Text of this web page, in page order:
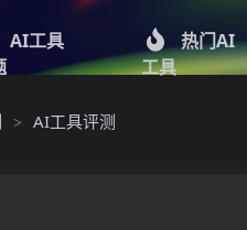
AI工具
热门AI
工具
> AI工具评测